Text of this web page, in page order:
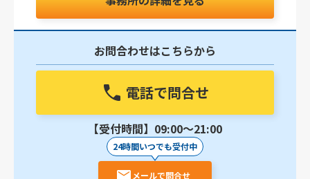
お問合わせはこちらから
電話で問合せ
【受付時間】09:00〜21:00
24時間いつでも受付中
メールで問合せ